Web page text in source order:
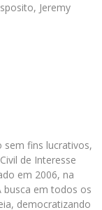
Jeremy
sem fins lucrativos,
de Interesse
em 2006, na
busca em todos os
democratizando